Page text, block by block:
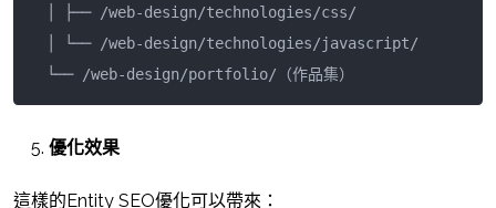
│ ├── /web-design/technologies/css/
│ └── /web-design/technologies/javascript/
└── /web-design/portfolio/（作品集）
優化效果
這樣的Entity SEO優化可以帶來：